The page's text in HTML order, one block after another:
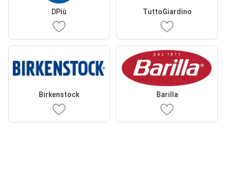
DPiù TuttoGiardino
Birkenstock Barilla